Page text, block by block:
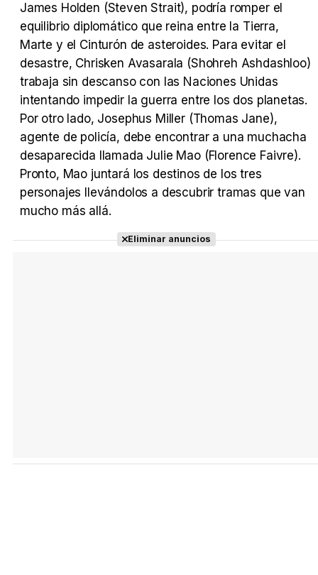
Tráiler 'Do Not Enter' (2026)
James Holden (Steven Strait), podría romper el
equilibrio diplomático que reina entre la Tierra,
Marte y el Cinturón de asteroides. Para evitar el
desastre, Chrisken Avasarala (Shohreh Ashdashloo)
trabaja sin descanso con las Naciones Unidas
intentando impedir la guerra entre los dos planetas.
Por otro lado, Josephus Miller (Thomas Jane),
agente de policía, debe encontrar a una muchacha
desaparecida llamada Julie Mao (Florence Faivre).
Pronto, Mao juntará los destinos de los tres
personajes llevándolos a descubrir tramas que van
mucho más allá.
Eliminar anuncios